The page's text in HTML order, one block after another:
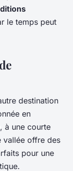
le temps peut
destination
en
à une courte
vallée offre des
pour une